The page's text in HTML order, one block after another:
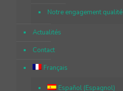
Notre engagement qualité
Actualités
Contact
Français
Español(Espagnol)